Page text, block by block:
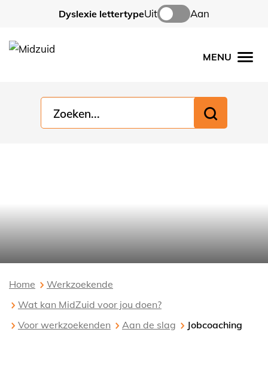
Dyslexie lettertypeUit Aan
MENU
Home
Werkzoekende
Wat kan MidZuid voor jou doen?
Voor werkzoekenden
Aan de slag Jobcoaching